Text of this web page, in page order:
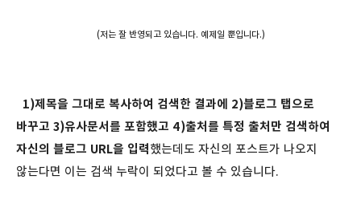
(저는 잘 반영되고 있습니다. 예제일 뿐입니다.)
1)제목을 그대로 복사하여 검색한 결과에 2)블로그 탭으로
바꾸고 3)유사문서를 포함했고 4)출처를 특정 출처만 검색하여
자신의 블로그 URL을 입력했는데도 자신의 포스트가 나오지
않는다면 이는 검색 누락이 되었다고 볼 수 있습니다.